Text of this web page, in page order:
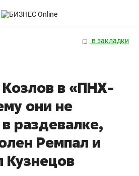
в закладки
в «ПНХ-
они не
раздевалке,
Ремпал и
Кузнецов